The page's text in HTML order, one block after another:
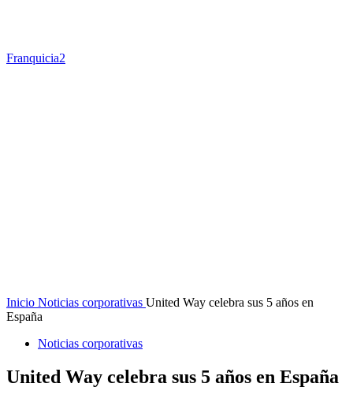
Franquicia2
Inicio Noticias corporativas United Way celebra sus 5 años en
España
Noticias corporativas
United Way celebra sus 5 años en España